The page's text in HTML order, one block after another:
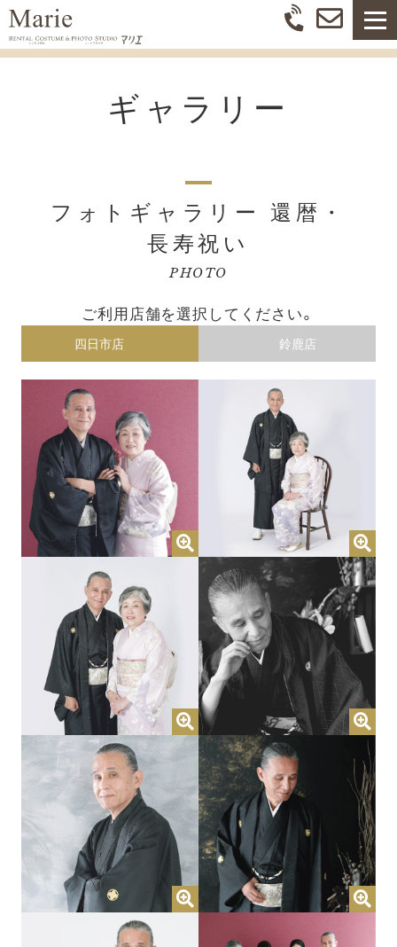
ギャラリー
フォトギャラリー 還暦・
長寿祝い
PHOTO
ご利用店舗を選択してください。
四日市店 鈴鹿店